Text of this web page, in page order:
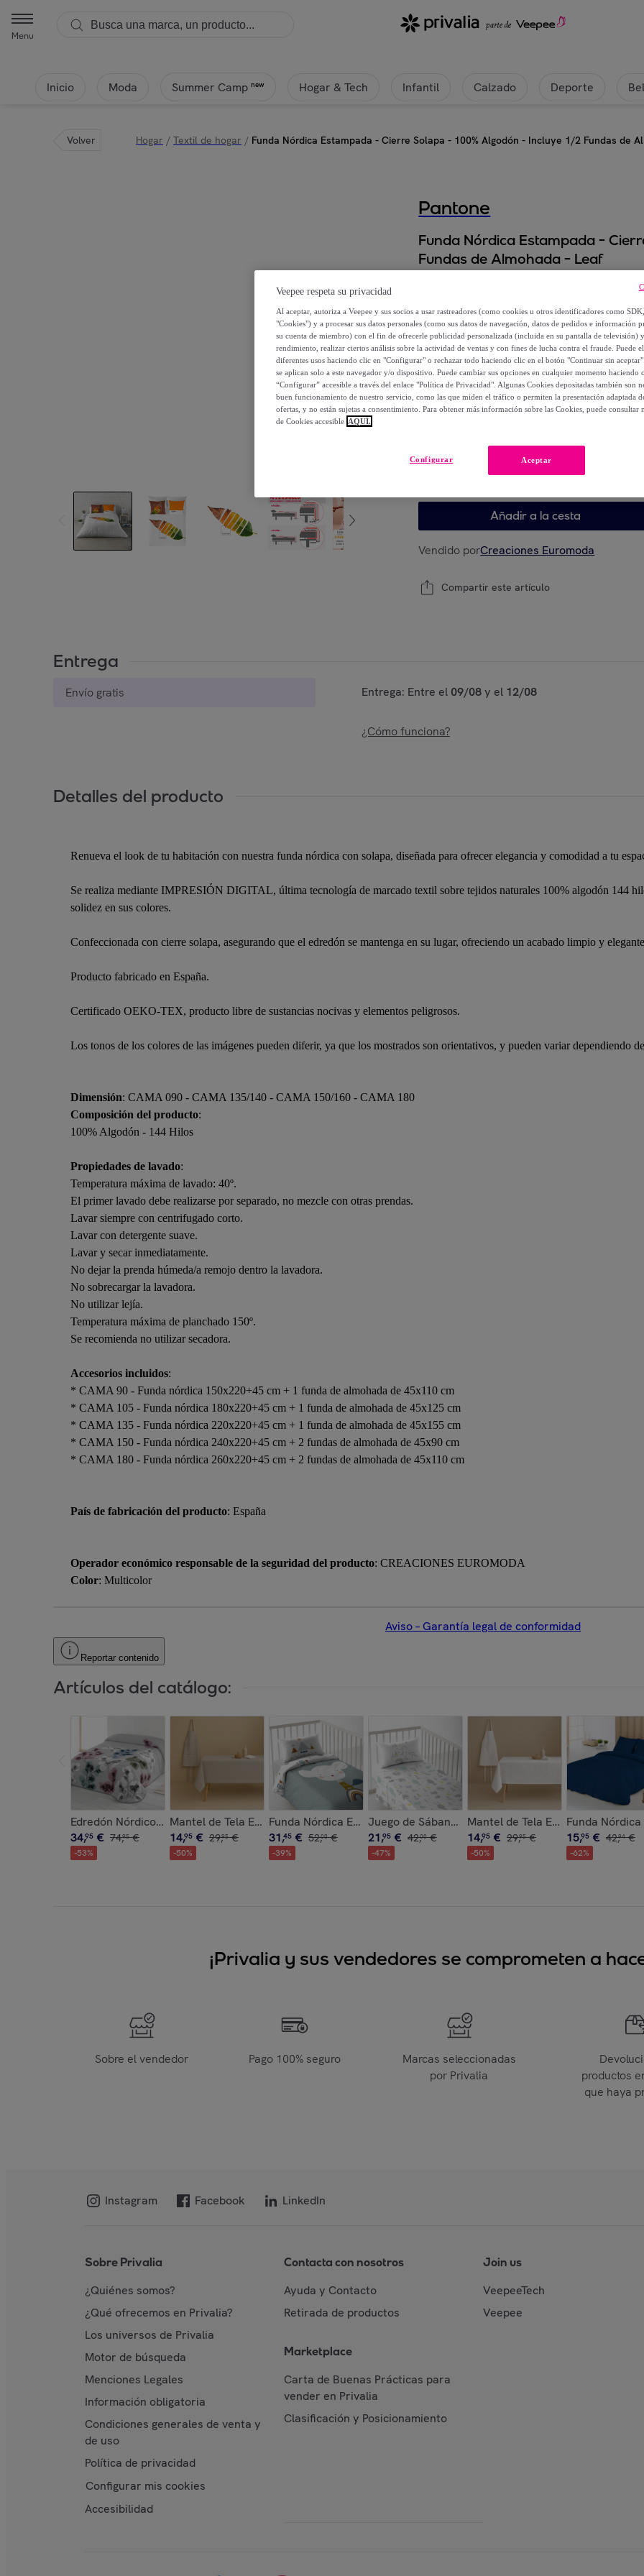
Menu
Inicio Moda Summer Camp new Hogar & Tech Infantil Calzado Deporte
Volver Hogar / Textil de hogar / Funda Nórdica Estampada - Cierre Solapa - 100% Algodón - Incluye 1/2 Fundas de
Pantone
Funda Nórdica Estampada -
Fundas de Almohada - Leaf
44,95 €
109,00 €
58%
Elige tu modelo
Añadir a la cesta
Vendido porCreaciones Euromoda
Compartir este artículo
Entrega
Envío gratis Entrega: Entre el 09/08y el 12/08
¿Cómo funciona?
Detalles del producto
Renueva el look de tu habitación con nuestra funda nórdica con solapa, diseñada para ofrecer elegancia y comodidad a tu
Se realiza mediante IMPRESIÓN DIGITAL, última tecnología de marcado textil sobre tejidos naturales 100% algodón 144
solidez en sus colores.
Confeccionada con cierre solapa, asegurando que el edredón se mantenga en su lugar, ofreciendo un acabado limpio y
Producto fabricado en España.
Certificado OEKO-TEX, producto libre de sustancias nocivas y elementos peligrosos.
Los tonos de los colores de las imágenes pueden diferir, ya que los mostrados son orientativos, y pueden variar dependiendo
Dimensión: CAMA 090 - CAMA 135/140 - CAMA 150/160 - CAMA 180
Composición del producto:
100% Algodón - 144 Hilos
Propiedades de lavado:
Temperatura máxima de lavado: 40º.
El primer lavado debe realizarse por separado, no mezcle con otras prendas.
Lavar siempre con centrifugado corto.
Lavar con detergente suave.
Lavar y secar inmediatamente.
No dejar la prenda húmeda/a remojo dentro la lavadora.
No sobrecargar la lavadora.
No utilizar lejía.
Temperatura máxima de planchado 150º.
Se recomienda no utilizar secadora.
Accesorios incluidos:
* CAMA 90 - Funda nórdica 150x220+45 cm + 1 funda de almohada de 45x110 cm
* CAMA 105 - Funda nórdica 180x220+45 cm + 1 funda de almohada de 45x125 cm
* CAMA 135 - Funda nórdica 220x220+45 cm + 1 funda de almohada de 45x155 cm
* CAMA 150 - Funda nórdica 240x220+45 cm + 2 fundas de almohada de 45x90 cm
* CAMA 180 - Funda nórdica 260x220+45 cm + 2 fundas de almohada de 45x110 cm
País de fabricación del producto: España
Operador económico responsable de la seguridad del producto: CREACIONES EUROMODA
Color: Multicolor
Aviso – Garantía legal de conformidad
Reportar contenido
Artículos del catálogo:
Edredón Nórdico Estampado - 100% Poliéster Microfibra - 300 gr/m² con Tacto Pluma - Ona Gray
34,95 € 74,95 €
-53%
Mantel de Tela Estampado - Antimanchas - 100% Algodón - Half panamá - Sacchio
14,95 € 29,95 €
-50%
Funda Nórdica Estampada - Reversible - Infantil - Cierre Solapa -
31,45 € 52,00 €
-39%
Juego de Sábanas Estampadas - Infantil - Incluye 1
21,95 € 42,00 €
-47%
Mantel de Tela Estampado -
14,95 € 29,95 €
-50%
Funda
15,95 € 42,94 €
-62%
¡Privalia y sus vendedores se comprometen a
Sobre el vendedor Pago 100% seguro
Marcas seleccionadas
por Privalia
productos
que haya
Instagram Facebook LinkedIn
Sobre Privalia
¿Quiénes somos?
¿Qué ofrecemos en Privalia?
Los universos de Privalia
Motor de búsqueda
Menciones Legales
Información obligatoria
Condiciones generales de venta y
de uso
Política de privacidad
Configurar mis cookies
Accesibilidad
Contacta con nosotros
Ayuda y Contacto
Retirada de productos
Marketplace
Carta de Buenas Prácticas para
vender en Privalia
Clasificación y Posicionamiento
Join us
VeepeeTech
Veepee
Veepee respeta su privacidad
Al aceptar, autoriza a Veepee y sus socios a usar rastreadores (como cookies u otros identificadores como
"Cookies") y a procesar sus datos personales (como sus datos de navegación, datos de pedidos e información
su cuenta de miembro) con el fin de ofrecerle publicidad personalizada (incluida en su pantalla de televisión)
rendimiento, realizar ciertos análisis sobre la actividad de ventas y con fines de lucha contra el fraude. Puede
diferentes usos haciendo clic en "Configurar" o rechazar todo haciendo clic en el botón "Continuar sin
se aplican solo a este navegador y/o dispositivo. Puede cambiar sus opciones en cualquier momento haciendo
“Configurar” accesible a través del enlace "Política de Privacidad". Algunas Cookies depositadas también son
buen funcionamiento de nuestro servicio, como las que miden el tráfico o permiten la presentación adaptada
ofertas, y no están sujetas a consentimiento. Para obtener más información sobre las Cookies, puede consultar
de Cookies accesible AQUÍ.
Aceptar
Configurar